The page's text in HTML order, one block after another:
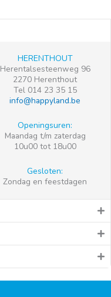
HERENTHOUT
Herentalsesteenweg 96
2270 Herenthout
Tel 014 23 35 15
info@happyland.be
Openingsuren:
Maandag t/m zaterdag
10u00 tot 18u00
Gesloten:
Zondag en feestdagen